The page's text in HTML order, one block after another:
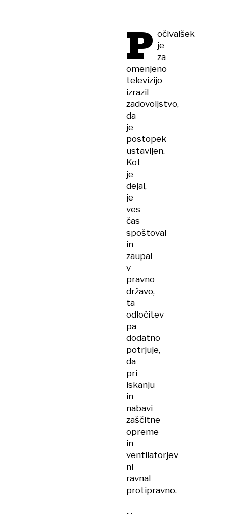
P očivalšek
je
za
omenjeno
televizijo
izrazil
zadovoljstvo,
da
je
postopek
ustavljen.
Kot
je
dejal,
je
ves
čas
spoštoval
in
zaupal
v
pravno
državo,
ta
odločitev
pa
dodatno
potrjuje,
da
pri
iskanju
in
nabavi
zaščitne
opreme
in
ventilatorjev
ni
ravnal
protipravno.